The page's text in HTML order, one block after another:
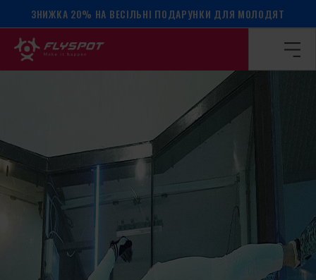
ЗНИЖКА 20% НА ВЕСІЛЬНІ ПОДАРУНКИ ДЛЯ МОЛОДЯТ
Головна сторінка / Календар подій / Табір Моцарта!